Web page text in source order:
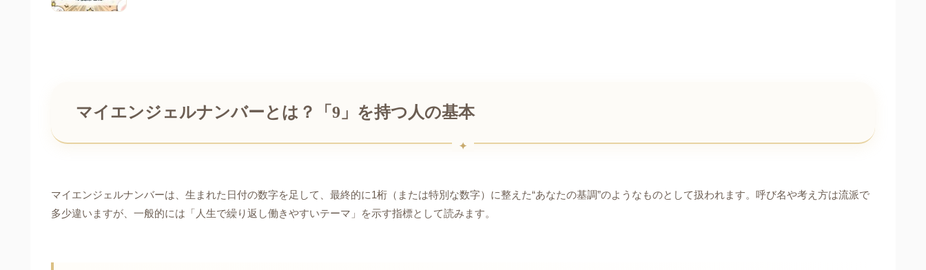
マイエンジェルナンバーとは？「9」を持つ人の基本
マイエンジェルナンバーは、生まれた日付の数字を足して、最終的に1桁（または特別な数字）に整えた“あなたの基調”のようなものとして扱われます。呼び名や考え方は流派で
多少違いますが、一般的には「人生で繰り返し働きやすいテーマ」を示す指標として読みます。